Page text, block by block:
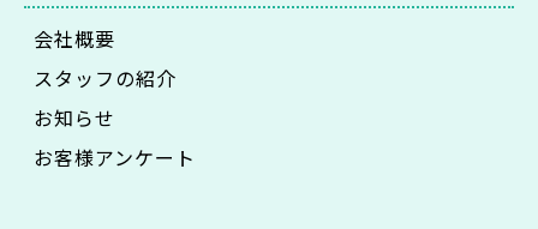
会社概要
スタッフの紹介
お知らせ
お客様アンケート